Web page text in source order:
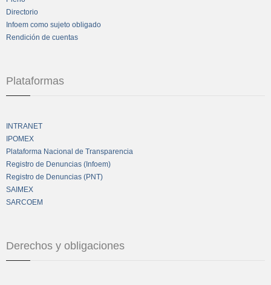
Directorio
Infoem como sujeto obligado
Rendición de cuentas
Plataformas
INTRANET
IPOMEX
Plataforma Nacional de Transparencia
Registro de Denuncias (Infoem)
Registro de Denuncias (PNT)
SAIMEX
SARCOEM
Derechos y obligaciones